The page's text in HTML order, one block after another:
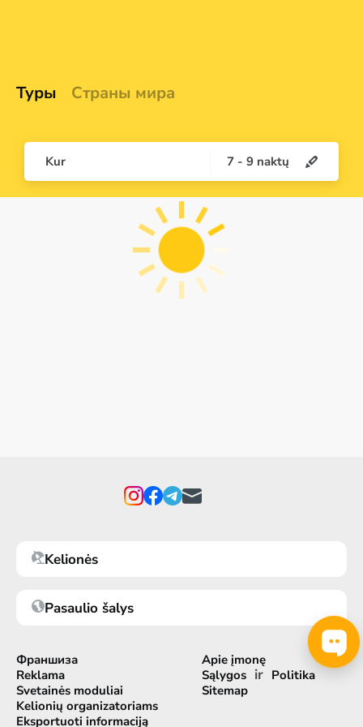
Туры Страны мира
Kur 7 - 9 naktų
Kelionės
Pasaulio šalys
Франшиза
Reklama
Svetainės moduliai
Kelionių organizatoriams
Eksportuoti informaciją
Apie įmonę
Sąlygos ir Politika
Sitemap